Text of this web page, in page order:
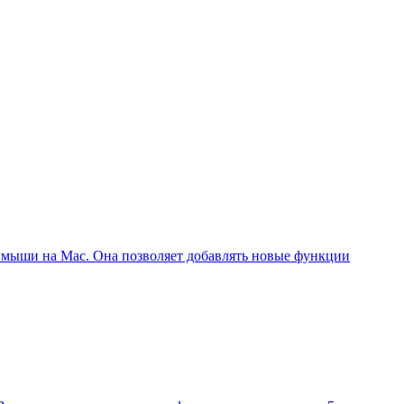
на Mac. Она позволяет добавлять новые функции